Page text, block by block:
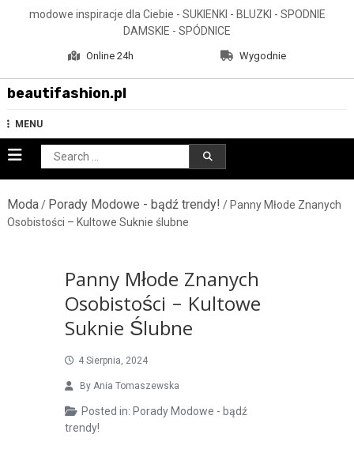
modowe inspiracje dla Ciebie - SUKIENKI - BLUZKI - SPODNIE
DAMSKIE - SPÓDNICE
Online 24h Wygodnie
beautifashion.pl
MENU
Search
for:
Moda/ Porady Modowe - bądź trendy! / Panny Młode Znanych
Osobistości – Kultowe Suknie ślubne
Panny Młode Znanych
Osobistości – Kultowe
Suknie Ślubne
4 Sierpnia, 2024
By Ania Tomaszewska
Posted in: Porady Modowe - bądź
trendy!